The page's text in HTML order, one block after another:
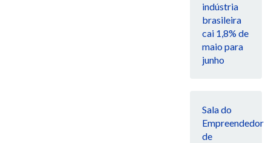
indústria
brasileira
cai 1,8% de
maio para
junho
Sala do
Empreendedor
de